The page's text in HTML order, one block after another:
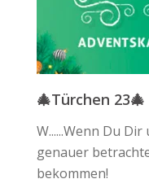
🎄Türchen 23🎄
W......Wenn Du
genauer
bekommen!